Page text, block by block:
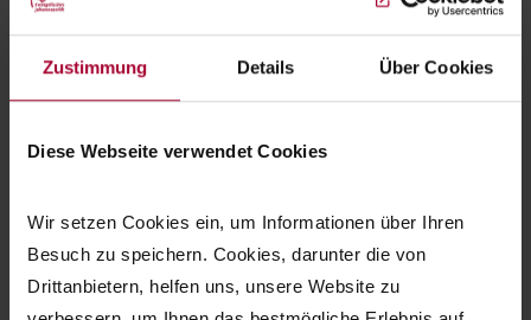
Zustimmung Details Über Cookies
Diese Webseite verwendet Cookies
Wir setzen Cookies ein, um Informationen über Ihren
Besuch zu speichern. Cookies, darunter die von
Drittanbietern, helfen uns, unsere Website zu
Kultur- und Museenlandschaft. |
© Susanne von Osten-Sacken